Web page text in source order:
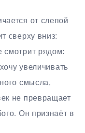
от слепой
сверху вниз:
смотрит рядом:
увеличивать
смысла,
не превращает
Он признаёт в